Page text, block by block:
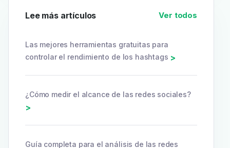
Lee más artículos Ver todos
Las mejores herramientas gratuitas para
controlar el rendimiento de los hashtags >
¿Cómo medir el alcance de las redes sociales?
>
Guía completa para el análisis de las redes